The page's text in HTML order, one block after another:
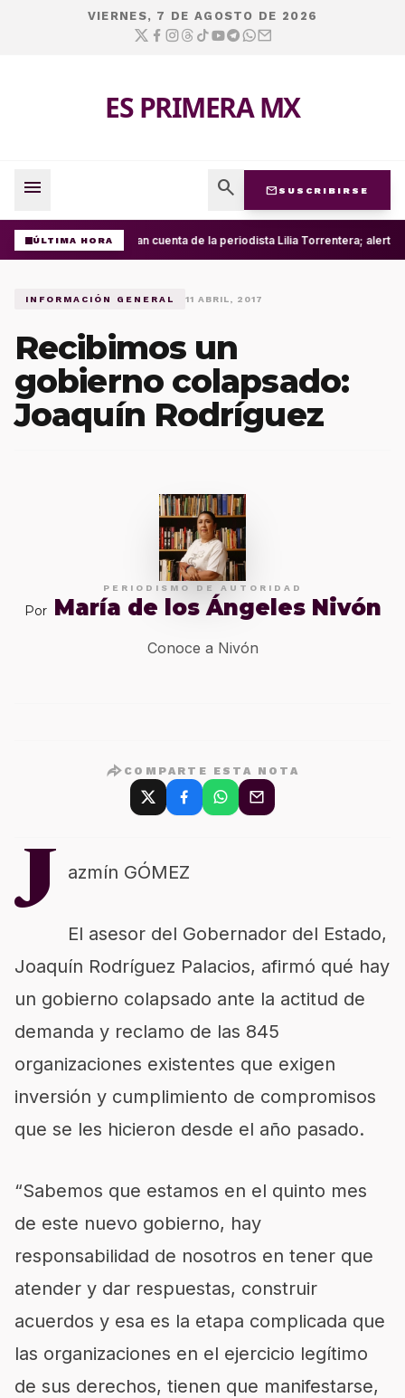
VIERNES, 7 DE AGOSTO DE 2026
ES PRIMERA MX
menu search mail SUSCRIBIRSE
ÚLTIMA HORA Roban cuenta de la periodista Lilia Torrentera;
INFORMACIÓN GENERAL 11 ABRIL, 2017
Recibimos un
gobierno colapsado:
Joaquín Rodríguez
PERIODISMO DE AUTORIDAD
Por María de los Ángeles Nivón
Conoce a Nivón
COMPARTE ESTA NOTA
J azmín GÓMEZ
El asesor del Gobernador del Estado,
Joaquín Rodríguez Palacios, afirmó qué hay
un gobierno colapsado ante la actitud de
demanda y reclamo de las 845
organizaciones existentes que exigen
inversión y cumplimiento de compromisos
que se les hicieron desde el año pasado.
“Sabemos que estamos en el quinto mes
de este nuevo gobierno, hay
responsabilidad de nosotros en tener que
atender y dar respuestas, construir
acuerdos y esa es la etapa complicada que
las organizaciones en el ejercicio legítimo
de sus derechos, tienen que manifestarse,